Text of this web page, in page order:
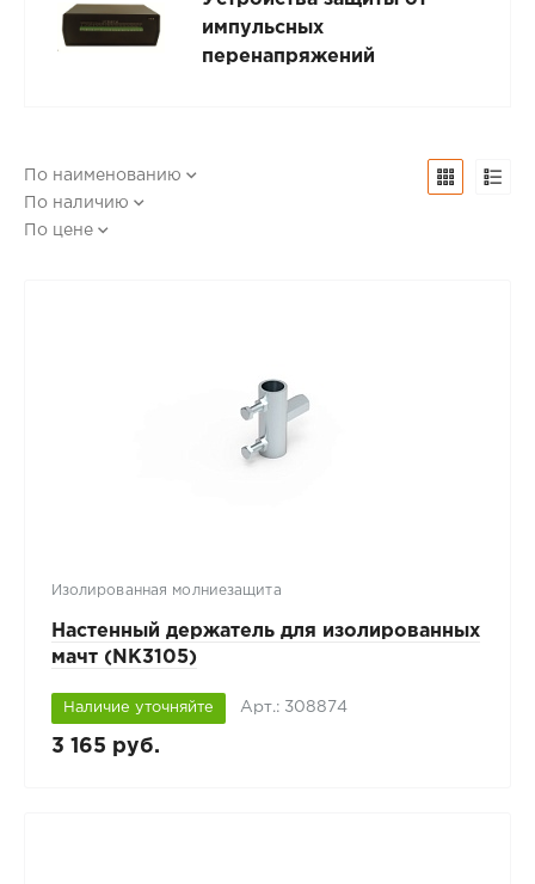
импульсных
перенапряжений
По наименованию
По наличию
По цене
Изолированная молниезащита
Настенный держатель для изолированных
мачт (NK3105)
Наличие уточняйте Арт.: 308874
3 165 руб.